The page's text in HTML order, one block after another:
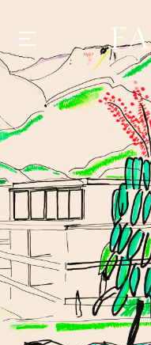
GASTRONOMIA
HOTÉIS
VILLAS
SHOP | SELEZIONE
DESCUBRA
WHAT'S COOKING
CORRIERE
HISTÓRIA
SUSTENTABILIDADE
CONTATO